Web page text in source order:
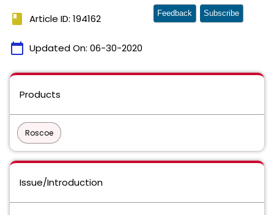
book Article ID: 194162
calendar_today Updated On: 06-30-2020
Feedback Subscribe
Products
Roscoe
Issue/Introduction